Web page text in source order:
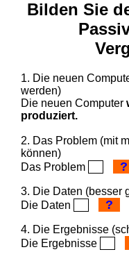
Bilden Sie
1. Die neuen
werden)
Die neuen Computer
produziert.
2. Das Problem (mit
können)
Das Problem
?
3. Die Daten (besser
Die Daten
?
4. Die Ergebnisse
Die Ergebnisse